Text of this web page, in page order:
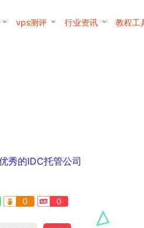
vps测评 行业资讯 教程工
秀的IDC托管公司
0 0